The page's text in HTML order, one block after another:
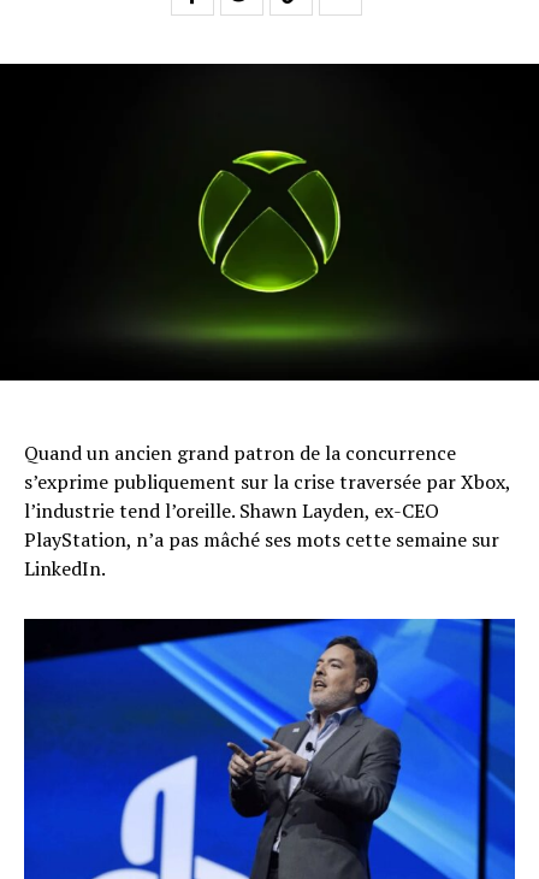
Quand un ancien grand patron de la concurrence
s’exprime publiquement sur la crise traversée par Xbox,
l’industrie tend l’oreille. Shawn Layden, ex-CEO
PlayStation, n’a pas mâché ses mots cette semaine sur
LinkedIn.